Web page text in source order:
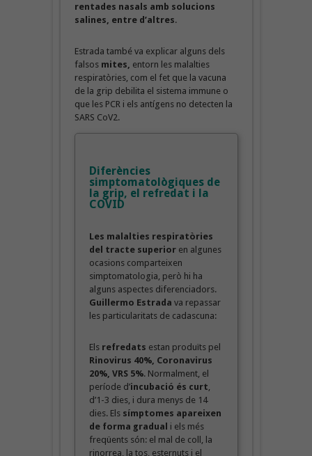
rentades nasals amb solucions
salines, entre d’altres.
Estrada també va explicar alguns dels
falsos mites, entorn les malalties
respiratòries, com el fet que la vacuna
de la grip debilita el sistema immune o
que les PCR i els antígens no detecten la
SARS CoV2.
Diferències
simptomatològiques de
la grip, el refredat i la
COVID
Les malalties respiratòries
del tracte superioren algunes
ocasions comparteixen
simptomatologia, però hi ha
alguns aspectes diferenciadors.
Guillermo Estrada va repassar
les particularitats de cadascuna:
Els refredats estan produïts pel
Rinovirus 40%, Coronavirus
20%, VRS 5%. Normalment, el
període d’incubació és curt,
d’1-3 dies, i dura menys de 14
dies. Els símptomes apareixen
de forma gradual i els més
freqüents són: el mal de coll, la
rinorrea, la tos, esternuts i el